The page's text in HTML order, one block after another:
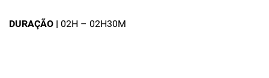
DURAÇÃO | 02H – 02H30M